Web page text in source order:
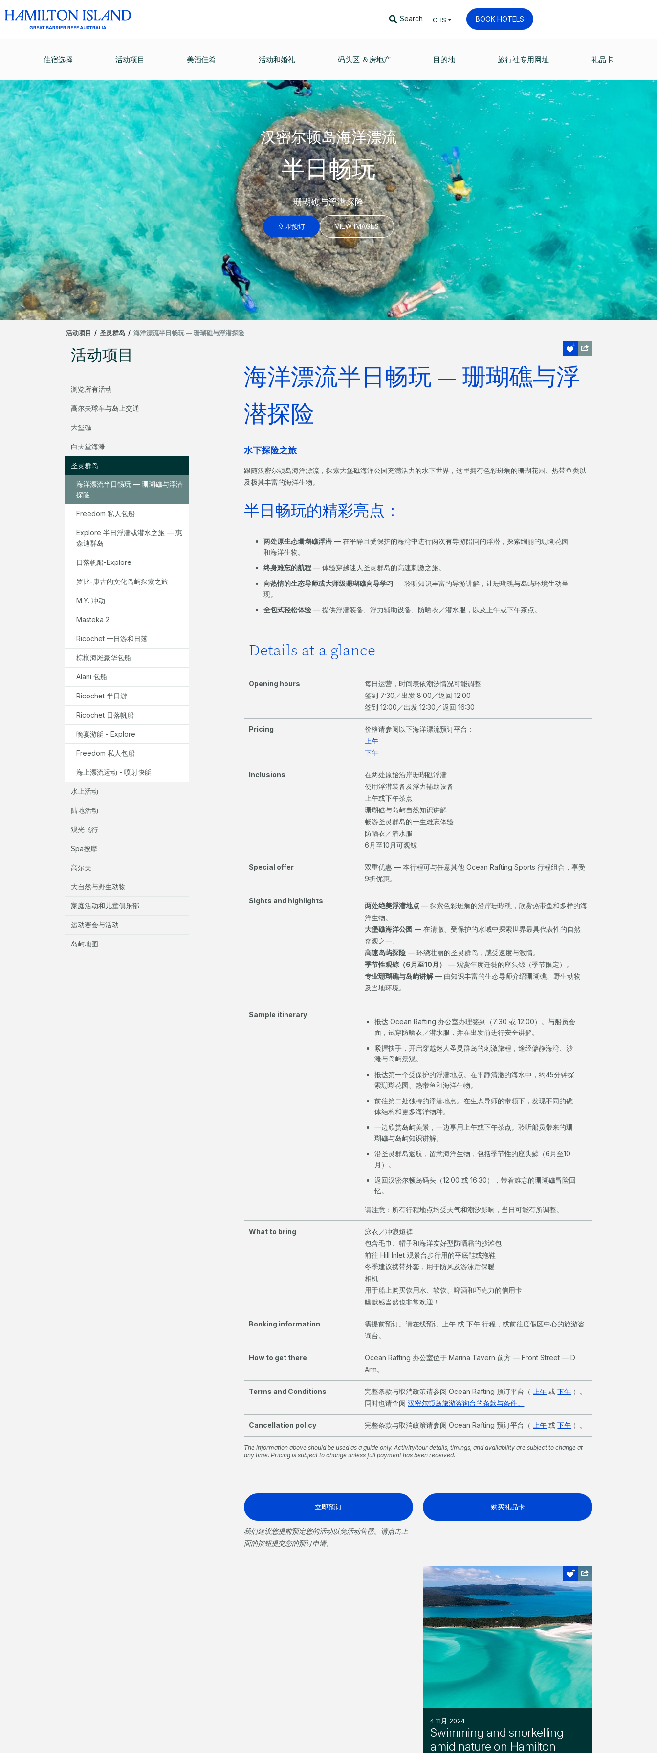
Search CHS BOOK HOTELS
住宿选择 活动项目 美酒佳肴 活动和婚礼 码头区 ＆房地产 目的地 旅行社专用网址 礼品卡
汉密尔顿岛海洋漂流
半日畅玩
珊瑚礁与浮潜探险
立即预订 VIEW IMAGES
活动项目 / 圣灵群岛 / 海洋漂流半日畅玩 — 珊瑚礁与浮潜探险
活动项目
浏览所有活动
高尔夫球车与岛上交通
大堡礁
白天堂海滩
圣灵群岛
海洋漂流半日畅玩 — 珊瑚礁与浮潜
探险
Freedom 私人包船
Explore 半日浮潜或潜水之旅 — 惠
森迪群岛
日落帆船-Explore
罗比-康古的文化岛屿探索之旅
M.Y. 冲动
Masteka 2
Ricochet 一日游和日落
棕榈海滩豪华包船
Alani 包船
Ricochet 半日游
Ricochet 日落帆船
晚宴游艇 - Explore
Freedom 私人包船
海上漂流运动 - 喷射快艇
水上活动
陆地活动
观光飞行
Spa按摩
高尔夫
大自然与野生动物
家庭活动和儿童俱乐部
运动赛会与活动
岛屿地图
海洋漂流半日畅玩 — 珊瑚礁与浮
潜探险
水下探险之旅
跟随汉密尔顿岛海洋漂流，探索大堡礁海洋公园充满活力的水下世界，这里拥有色彩斑斓的珊瑚花园、热带鱼类以
及极其丰富的海洋生物。
半日畅玩的精彩亮点：
两处原生态珊瑚礁浮潜— 在平静且受保护的海湾中进行两次有导游陪同的浮潜，探索绚丽的珊瑚花园
和海洋生物。
终身难忘的航程— 体验穿越迷人圣灵群岛的高速刺激之旅。
向热情的生态导师或大师级珊瑚礁向导学习 — 聆听知识丰富的导游讲解，让珊瑚礁与岛屿环境生动呈
现。
全包式轻松体验— 提供浮潜装备、浮力辅助设备、防晒衣／潜水服，以及上午或下午茶点。
Details at a glance
Opening hours
每日运营，时间表依潮汐情况可能调整
签到 7:30／出发 8:00／返回 12:00
签到 12:00／出发 12:30／返回 16:30
Pricing
价格请参阅以下海洋漂流预订平台：
上午
下午
Inclusions
在两处原始沿岸珊瑚礁浮潜
使用浮潜装备及浮力辅助设备
上午或下午茶点
珊瑚礁与岛屿自然知识讲解
畅游圣灵群岛的一生难忘体验
防晒衣／潜水服
6月至10月可观鲸
Special offer
双重优惠 — 本行程可与任意其他 Ocean Rafting Sports 行程组合，享受
9折优惠。
Sights and highlights
两处绝美浮潜地点— 探索色彩斑斓的沿岸珊瑚礁，欣赏热带鱼和多样的海
洋生物。
大堡礁海洋公园 — 在清澈、受保护的水域中探索世界最具代表性的自然
奇观之一。
高速岛屿探险 — 环绕壮丽的圣灵群岛，感受速度与激情。
季节性观鲸（6月至10月）
— 观赏年度迁徙的座头鲸（季节限定）。
专业珊瑚礁与岛屿讲解— 由知识丰富的生态导师介绍珊瑚礁、野生动物
及当地环境。
Sample itinerary
抵达 Ocean Rafting 办公室办理签到（7:30 或 12:00）。与船员会
面，试穿防晒衣／潜水服，并在出发前进行安全讲解。
紧握扶手，开启穿越迷人圣灵群岛的刺激旅程，途经僻静海湾、沙
滩与岛屿景观。
抵达第一个受保护的浮潜地点。在平静清澈的海水中，约45分钟探
索珊瑚花园、热带鱼和海洋生物。
前往第二处独特的浮潜地点。在生态导师的带领下，发现不同的礁
体结构和更多海洋物种。
一边欣赏岛屿美景，一边享用上午或下午茶点。聆听船员带来的珊
瑚礁与岛屿知识讲解。
沿圣灵群岛返航，留意海洋生物，包括季节性的座头鲸（6月至10
月）。
返回汉密尔顿岛码头（12:00 或 16:30），带着难忘的珊瑚礁冒险回
忆。
请注意：所有行程地点均受天气和潮汐影响，当日可能有所调整。
What to bring
泳衣／冲浪短裤
包含毛巾、帽子和海洋友好型防晒霜的沙滩包
前往 Hill Inlet 观景台步行用的平底鞋或拖鞋
冬季建议携带外套，用于防风及游泳后保暖
相机
用于船上购买饮用水、软饮、啤酒和巧克力的信用卡
幽默感当然也非常欢迎！
Booking information
需提前预订。请在线预订 上午 或 下午 行程，或前往度假区中心的旅游咨
询台。
How to get there
Ocean Rafting 办公室位于 Marina Tavern 前方 — Front Street — D
Arm。
Terms and Conditions 完整条款与取消政策请参阅 Ocean Rafting 预订平台（ 上午 或下午 ）。
同时也请查阅汉密尔顿岛旅游咨询台的条款与条件。
Cancellation policy 完整条款与取消政策请参阅 Ocean Rafting 预订平台（ 上午 或下午 ）。
The information above should be used as a guide only. Activity/tour details, timings, and availability are subject to change at
any time. Pricing is subject to change unless full payment has been received.
立即预订
我们建议您提前预定您的活动以免活动售罄。请点击上
面的按钮提交您的预订申请。
购买礼品卡
4 11月 2024
Swimming and snorkelling
amid nature on Hamilton